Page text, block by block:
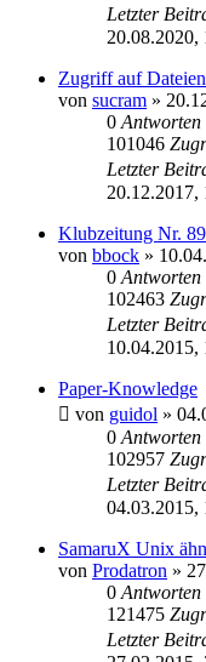
Letzter
20.08.2020,
Zugriff auf
von sucram »
0 Antworten
101046
Letzter
20.12.2017,
Klubzeitung Nr. 89
von bbock »
0 Antworten
102463
Letzter
10.04.2015,
Paper-Knowledge
von guidol »
0 Antworten
102957
Letzter
04.03.2015,
SamaruX Unix
von Prodatron »
0 Antworten
121475
Letzter